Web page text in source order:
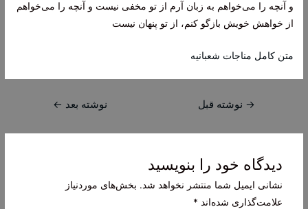
و آنچه را می‌خواهم به زبان آرم از تو مخفی نیست و آنچه را می‌خواهم
از خواهش خویش بازگو کنم، از تو پنهان نیست
متن کامل مناجات شعبانیه
راهبری
→ نوشته قبل نوشته بعد ←
دیدگاه‌ خود را بنویسید
نشانی ایمیل شما منتشر نخواهد شد. بخش‌های موردنیاز
علامت‌گذاری شده‌اند *